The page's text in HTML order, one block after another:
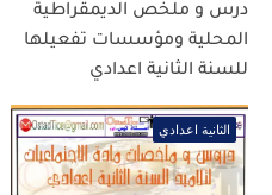
درس و ملخص الديمقراطية
المحلية ومؤسسات تفعيلها
للسنة الثانية اعدادي
الثانية اعدادي